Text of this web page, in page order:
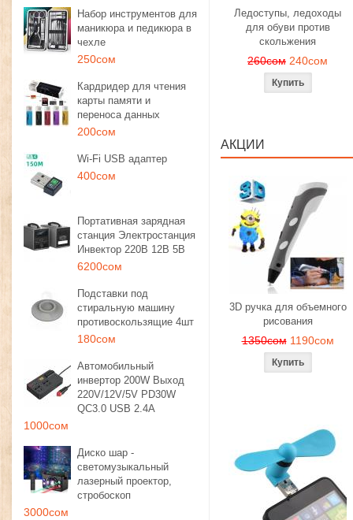
Набор инструментов для
маникюра и педикюра в
чехле
250сом
Кардридер для чтения
карты памяти и
переноса данных
200сом
Wi-Fi USB адаптер
400сом
Портативная зарядная
станция Электростанция
Инвектор 220В 12В 5В
6200сом
Подставки под
стиральную машину
противоскользящие 4шт
180сом
Автомобильный
инвертор 200W Выход
220V/12V/5V PD30W
QC3.0 USB 2.4A
1000сом
Диско шар -
светомузыкальный
лазерный проектор,
стробоскоп
3000сом
Ледоступы, ледоходы
для обуви против
скольжения
260сом 240сом
АКЦИИ
3D ручка для объемного
рисования
1350сом 1190сом